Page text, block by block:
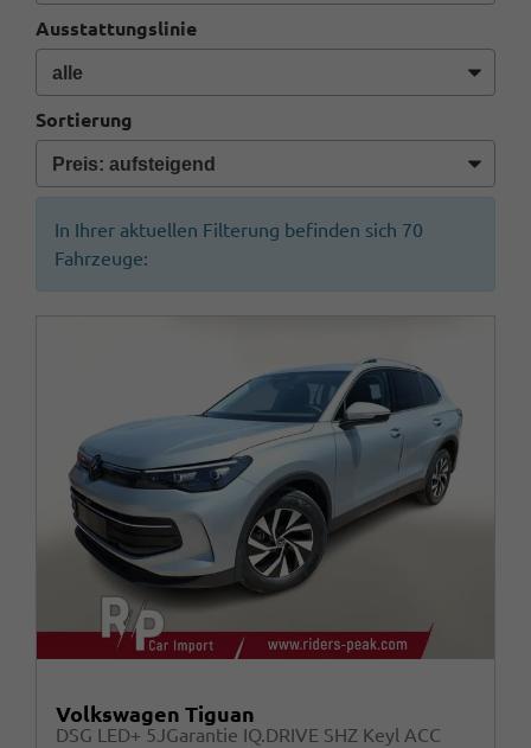
Ausstattungslinie
Sortierung
In Ihrer aktuellen Filterung befinden sich 70
Fahrzeuge:
Volkswagen Tiguan
DSG LED+ 5JGarantie IQ.DRIVE SHZ Keyl ACC